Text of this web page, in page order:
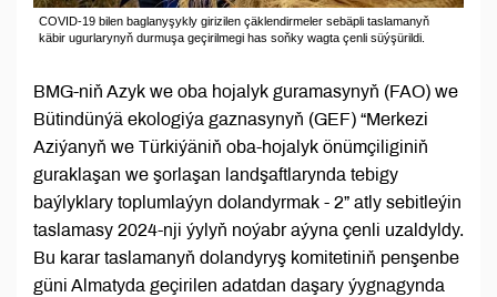
COVID-19 bilen baglanyşykly girizilen çäklendirmeler sebäpli taslamanyň
käbir ugurlarynyň durmuşa geçirilmegi has soňky wagta çenli süýşürildi.
BMG-niň Azyk we oba hojalyk guramasynyň (FAO) we
Bütindünýä ekologiýa gaznasynyň (GEF) “Merkezi
Aziýanyň we Türkiýäniň oba-hojalyk önümçiliginiň
guraklaşan we şorlaşan landşaftlarynda tebigy
baýlyklary toplumlaýyn dolandyrmak - 2” atly sebitleýin
taslamasy 2024-nji ýylyň noýabr aýyna çenli uzaldyldy.
Bu karar taslamanyň dolandyryş komitetiniň penşenbe
güni Almatyda geçirilen adatdan daşary ýygnagynda